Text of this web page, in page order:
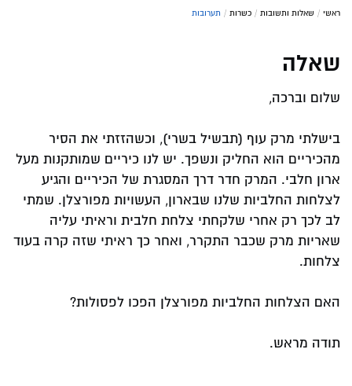
ראשי / שאלות ותשובות / כשרות / תערובות
שאלה
שלום וברכה,
בישלתי מרק עוף (תבשיל בשרי), וכשהזזתי את הסיר
מהכיריים הוא החליק ונשפך. יש לנו כיריים שמותקנות מעל
ארון חלבי. המרק חדר דרך המסגרת של הכיריים והגיע
לצלחות החלביות שלנו שבארון, העשויות מפורצלן. שמתי
לב לכך רק אחרי שלקחתי צלחת חלבית וראיתי עליה
שאריות מרק שכבר התקרר, ואחר כך ראיתי שזה קרה בעוד
צלחות.
האם הצלחות החלביות מפורצלן הפכו לפסולות?
תודה מראש.